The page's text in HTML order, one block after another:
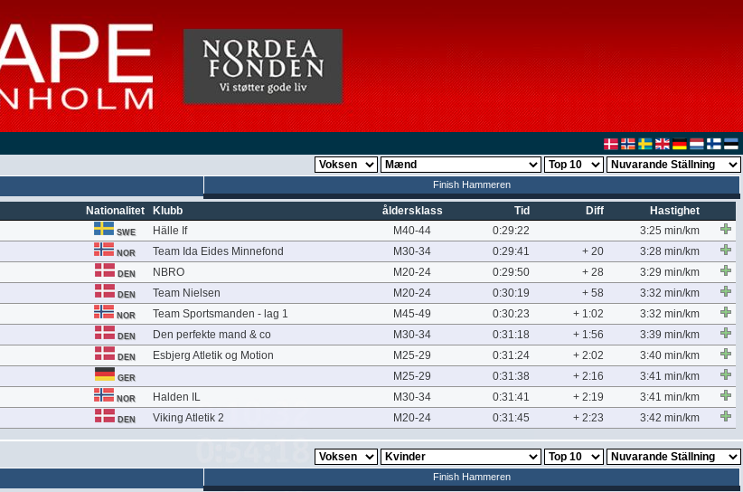
Finish Hammeren
Nationalitet Klubb åldersklass Tid Diff
Hastighet
SWE Hälle If M40-44 0:29:22
3:25 min/km
NOR Team Ida Eides Minnefond M30-34 0:29:41 + 20
3:28 min/km
DEN NBRO M20-24 0:29:50 + 28
3:29 min/km
DEN Team Nielsen M20-24 0:30:19 + 58
3:32 min/km
NOR Team Sportsmanden - lag 1 M45-49 0:30:23 + 1:02
3:32 min/km
DEN Den perfekte mand & co M30-34 0:31:18 + 1:56
3:39 min/km
DEN Esbjerg Atletik og Motion M25-29 0:31:24 + 2:02
3:40 min/km
GER M25-29 0:31:38 + 2:16
3:41 min/km
NOR Halden IL M30-34 0:31:41 + 2:19
3:41 min/km
DEN Viking Atletik 2 M20-24 0:31:45 + 2:23 3:42 min/km
Finish Hammeren